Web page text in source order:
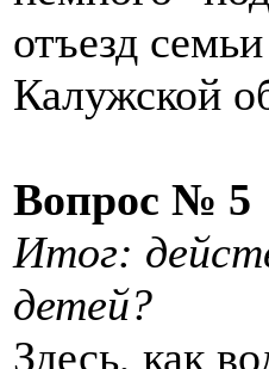
отъезд
Калужской
Вопрос № 5
Итог:
детей?
Здесь, как